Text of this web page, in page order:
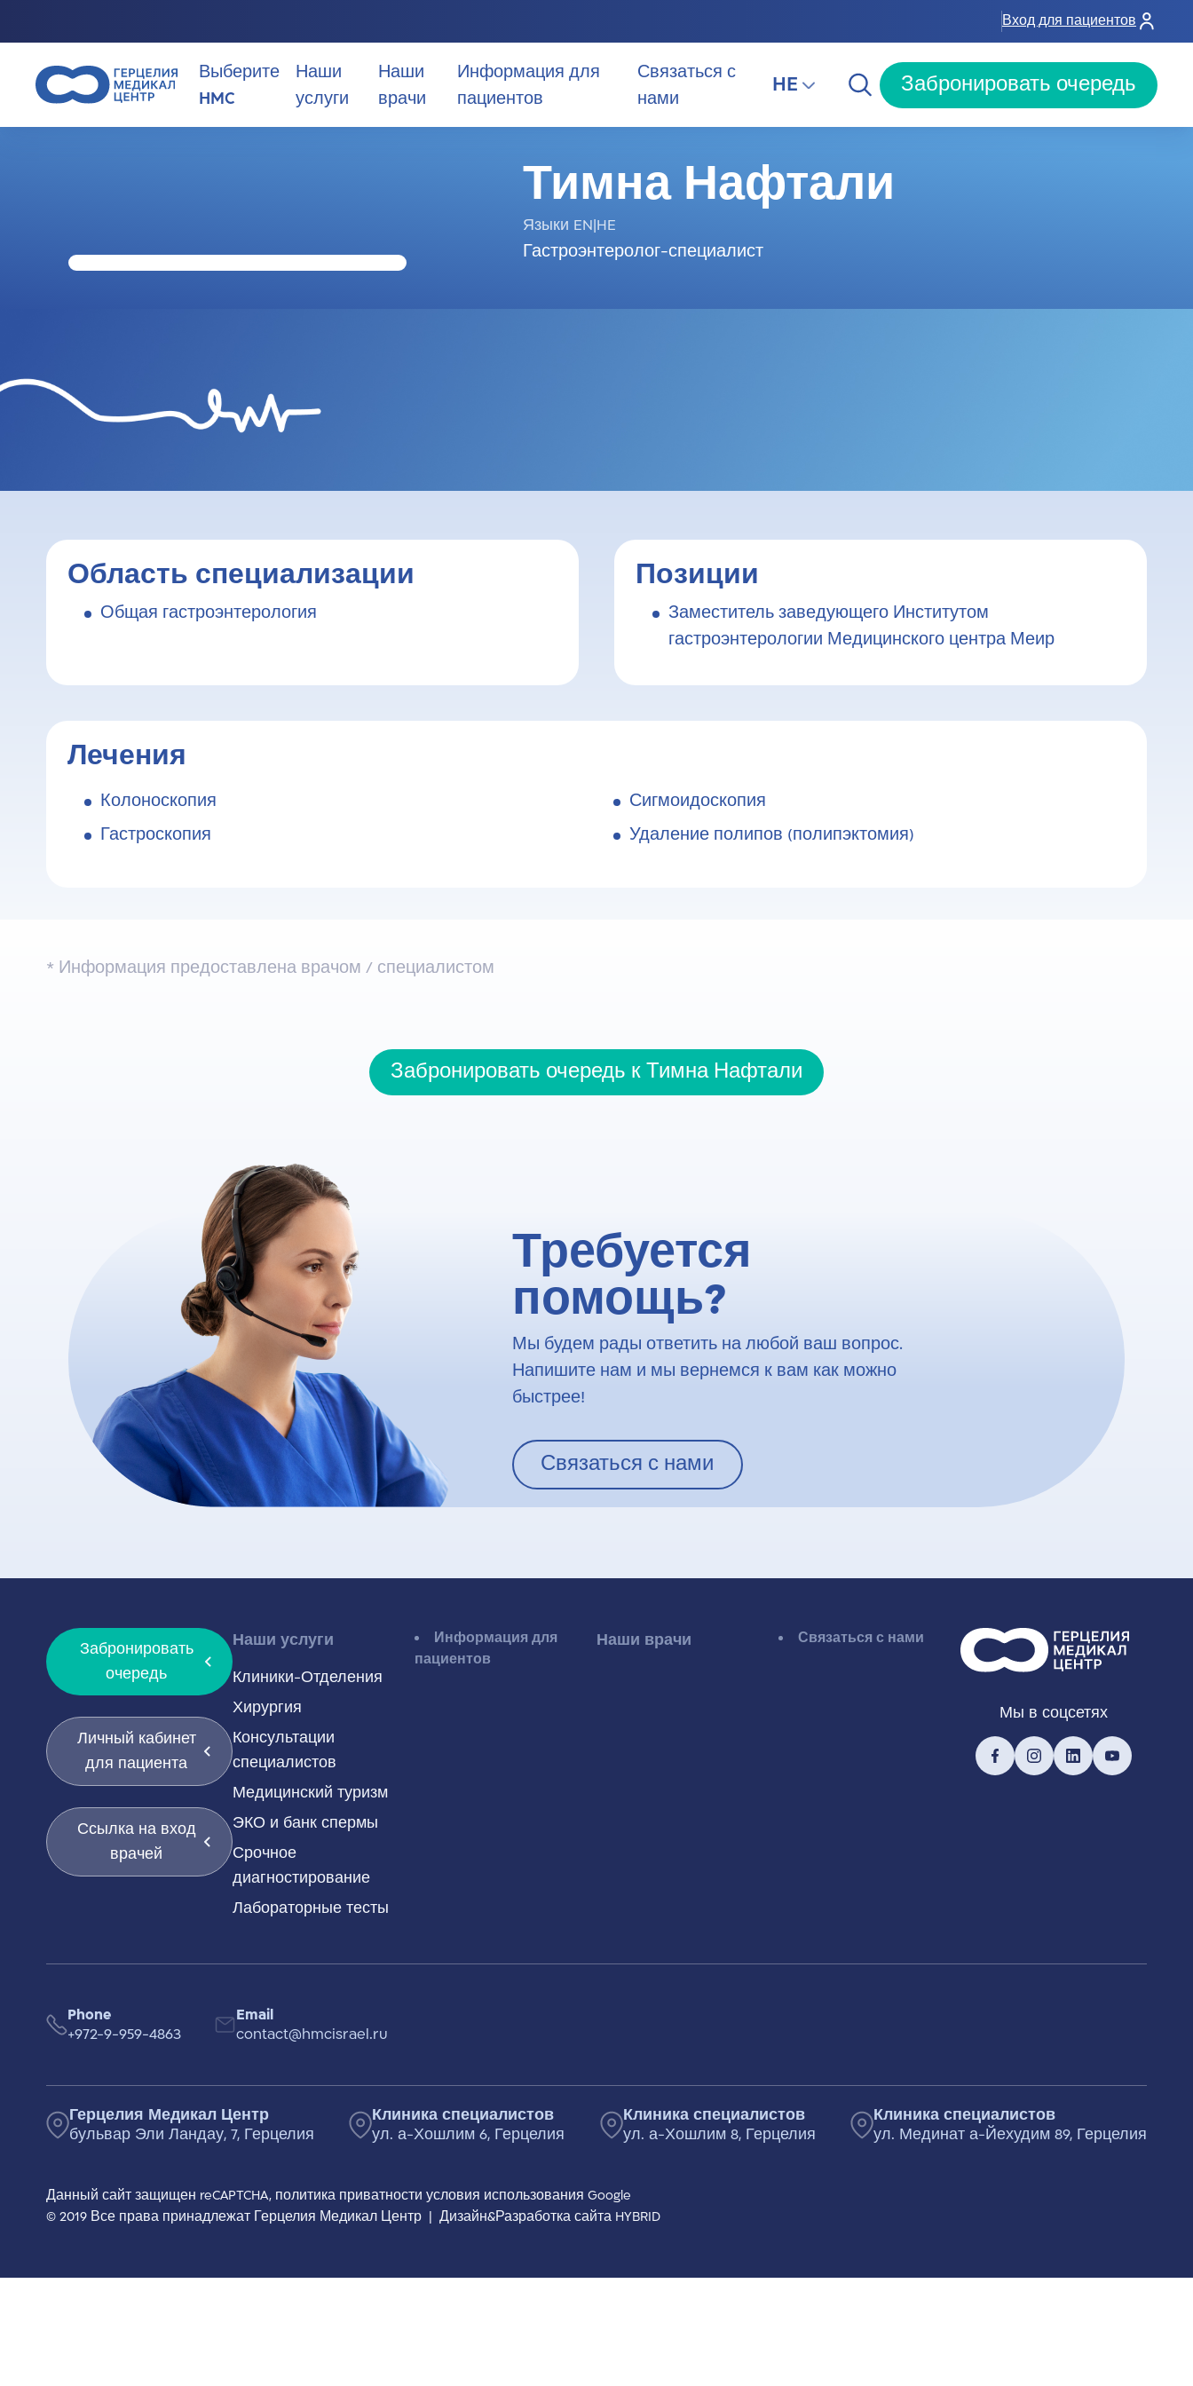
Вход для пациентов
Выберите
HMC
Наши
услуги
Наши
врачи
Информация для
пациентов
Связаться с
нами
HE
HE
EN
Забронировать очередь
Тимна Нафтали
Языки EN|HE
Гастроэнтеролог-специалист
Область специализации
Общая гастроэнтерология
Позиции
Заместитель заведующего Институтом
гастроэнтерологии Медицинского центра Меир
Лечения
Колоноскопия
Гастроскопия
Сигмоидоскопия
Удаление полипов (полипэктомия)
* Информация предоставлена ​​врачом / специалистом
Забронировать очередь к Тимна Нафтали
Требуется
помощь?
Мы будем рады ответить на любой ваш вопрос.
Напишите нам и мы вернемся к вам как можно
быстрее!
Связаться с нами
Забронировать
очередь
Личный кабинет
для пациента
Ссылка на вход
врачей
Наши услуги
Клиники-Отделения
Хирургия
Консультации
специалистов
Медицинский туризм
ЭКО и банк спермы
Срочное
диагностирование
Лабораторные тесты
Информация для
пациентов
Наши врачи Связаться с нами
Мы в соцсетях
Phone
+972-9-959-4863
Email
contact@hmcisrael.ru
Герцелия Медикал Центр
бульвар Эли Ландау, 7, Герцелия
Клиника специалистов
ул. а-Хошлим 6, Герцелия
Клиника специалистов
ул. а-Хошлим 8, Герцелия
Клиника специалистов
ул. Мединат а-Йехудим 89, Герцелия
Данный сайт защищен reCAPTCHA, политика приватности условия использования Google
© 2019 Все права принадлежат Герцелия Медикал Центр | Дизайн&Разработка сайта HYBRID